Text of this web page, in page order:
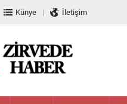
Künye İletişim